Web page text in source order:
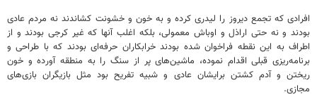
افرادی که تجمع دیروز را لیدری کرده و به خون و خشونت کشاندند نه مردم عادی
بودند و نه حتی اراذل و اوباش معمولی، بلکه اغلب آنها که غیر کرجی بودند و از
اطراف به این نقطه فراخوان شده بودند خرابکاران حرفه‌ای بودند که با طراحی و
برنامه‌ریزی قبلی اقدام نموده،‌ ماشین‌های پر از سنگ را به منطقه آورده و خون
ریختن و آدم کشتن برایشان عادی و شبیه تفریح بود مثل بازیگران بازی‌های
مجازی.